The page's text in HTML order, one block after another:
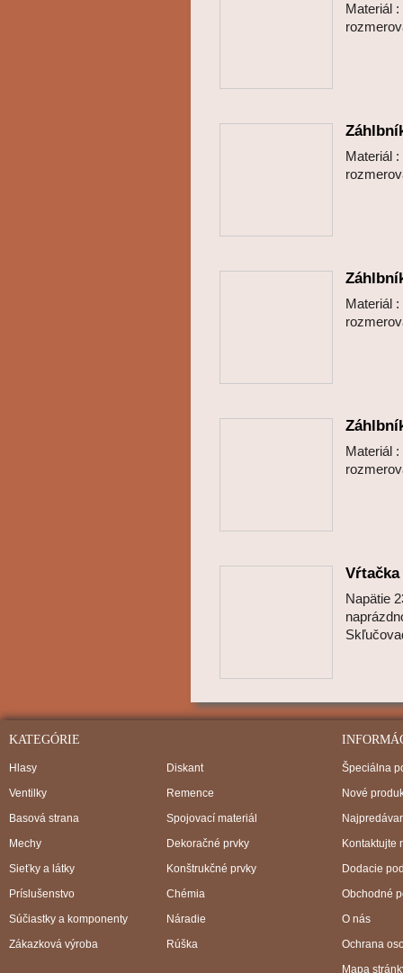
Materiál
Materiál
Materiál
Materiál
Napätie
KATEGÓRIE
Hlasy
Ventilky
Diskant
Remence
Basová strana
Mechy
Spojovací materiál
Dekoračné prvky
Sieťky a látky
Príslušenstvo
Konštrukčné prvky
Chémia
Súčiastky a komponenty
Zákazková výroba
Náradie
Rúška
Špeciálna
Nové
Kontaktujte
Dodacie
Obchodné
O nás
Ochrana
Mapa